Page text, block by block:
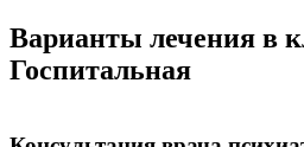
Варианты лечения в
Госпитальная